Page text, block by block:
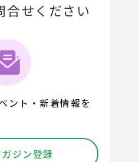
合せください
ント・新着情報を
ジン登録